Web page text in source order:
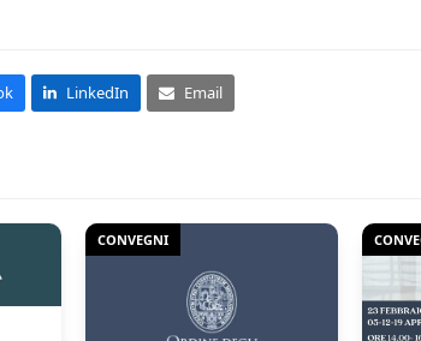
LinkedIn Email
CONVEGNI